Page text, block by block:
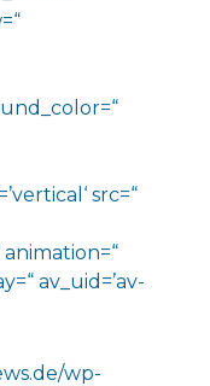
src=“
av_uid=’av-
wp-